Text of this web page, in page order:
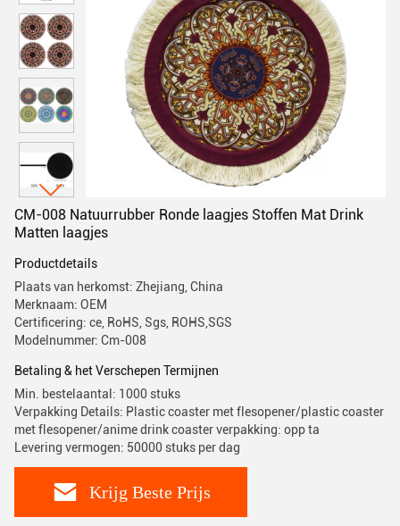
CM-008 Natuurrubber Ronde laagjes Stoffen Mat Drink
Matten laagjes
Productdetails
Plaats van herkomst: Zhejiang, China
Merknaam: OEM
Certificering: ce, RoHS, Sgs, ROHS,SGS
Modelnummer: Cm-008
Betaling & het Verschepen Termijnen
Min. bestelaantal: 1000 stuks
Verpakking Details: Plastic coaster met flesopener/plastic coaster
met flesopener/anime drink coaster verpakking: opp ta
Levering vermogen: 50000 stuks per dag
Krijg Beste Prijs